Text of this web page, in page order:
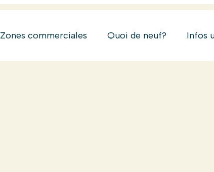
Zones commerciales Quoi de neuf? Infos